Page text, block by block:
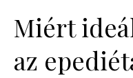
Miért
az